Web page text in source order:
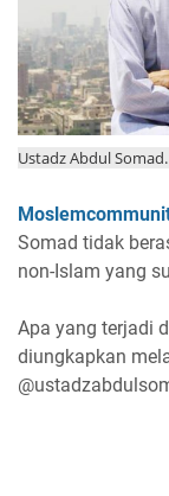
Ustadz Abdul
Somad tidak
non-Islam yang
Apa yang terjadi
diungkapkan